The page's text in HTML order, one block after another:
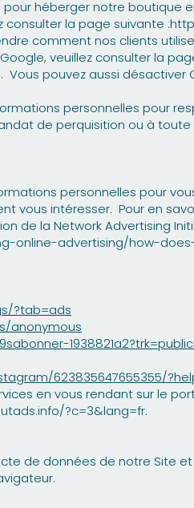
héberger notre boutique
consulter la page suivante :
comment nos clients
veuillez consulter la
Vous pouvez aussi désactiver
personnelles pour
de perquisition ou à
personnelles pour
vous intéresser. Pour en
de la Network Advertising
online-advertising/how-
?tab=ads
anonymous
623835647655355/
en vous rendant sur le
?c=3&lang=fr.
de données de notre Site